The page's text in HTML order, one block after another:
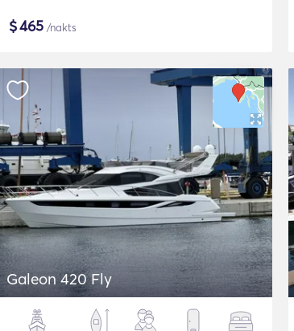
$465 /nakts
Galeon 420 Fly